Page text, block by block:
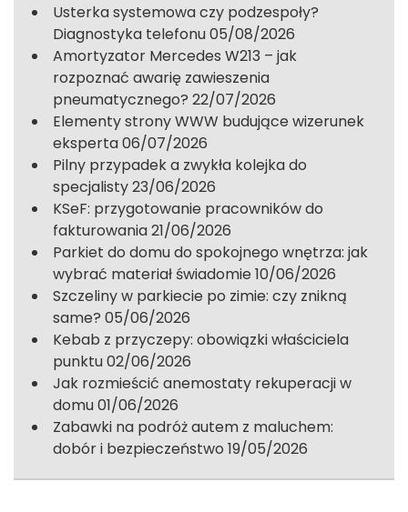
Usterka systemowa czy podzespoły?
Diagnostyka telefonu05/08/2026
Amortyzator Mercedes W213 – jak
rozpoznać awarię zawieszenia
pneumatycznego? 22/07/2026
Elementy strony WWW budujące wizerunek
eksperta06/07/2026
Pilny przypadek a zwykła kolejka do
specjalisty23/06/2026
KSeF: przygotowanie pracowników do
fakturowania21/06/2026
Parkiet do domu do spokojnego wnętrza: jak
wybrać materiał świadomie 10/06/2026
Szczeliny w parkiecie po zimie: czy znikną
same? 05/06/2026
Kebab z przyczepy: obowiązki właściciela
punktu02/06/2026
Jak rozmieścić anemostaty rekuperacji w
domu01/06/2026
Zabawki na podróż autem z maluchem:
dobór i bezpieczeństwo 19/05/2026